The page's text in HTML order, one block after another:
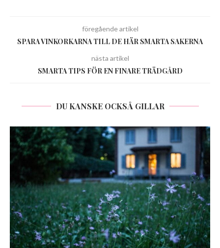
föregående artikel
SPARA VINKORKARNA TILL DE HÄR SMARTA SAKERNA
nästa artikel
SMARTA TIPS FÖR EN FINARE TRÄDGÅRD
DU KANSKE OCKSÅ GILLAR